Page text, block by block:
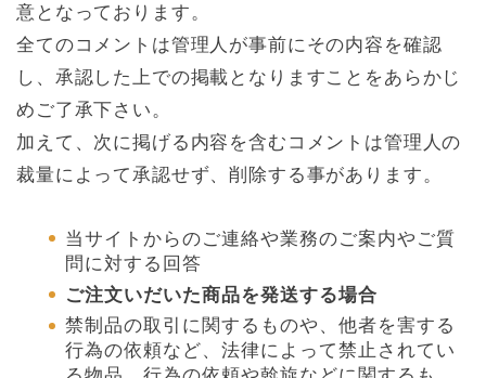
意となっております。
全てのコメントは管理人が事前にその内容を確認
し、承認した上での掲載となりますことをあらかじ
めご了承下さい。
加えて、次に掲げる内容を含むコメントは管理人の
裁量によって承認せず、削除する事があります。
当サイトからのご連絡や業務のご案内やご質
問に対する回答
ご注文いだいた商品を発送する場合
禁制品の取引に関するものや、他者を害する
行為の依頼など、法律によって禁止されてい